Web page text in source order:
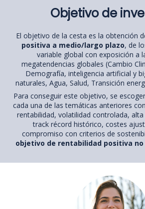
Objetivo de
El objetivo de la cesta es la obtención
positiva a medio/largo plazo, de
variable global con exposición a
megatendencias globales (Cambio
Demografía, inteligencia artificial y
naturales, Agua, Salud, Transición
Para conseguir este objetivo, se
cada una de las temáticas anteriores
rentabilidad, volatilidad controlada,
track récord histórico, costes
compromiso con criterios de
objetivo de rentabilidad positiva